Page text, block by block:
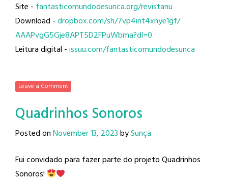
Site - fantasticomundodesunca.org/revistanu
Download -dropbox.com/sh/7vp4int4xnye1gf/
AAAPvgG5Gje8APT5D2FPuWbma?dl=0
Leitura digital -issuu.com/fantasticomundodesunca
Leave a Comment
Quadrinhos Sonoros
Posted onNovember 13, 2023bySunça
Fui convidado para fazer parte do projeto Quadrinhos
Sonoros!